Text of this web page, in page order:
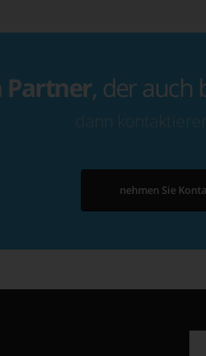
Partner, der auch
dann
nehmen Sie